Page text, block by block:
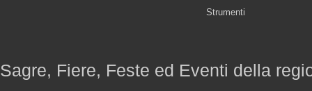
Strumenti
Sagre, Fiere, Feste ed Eventi della